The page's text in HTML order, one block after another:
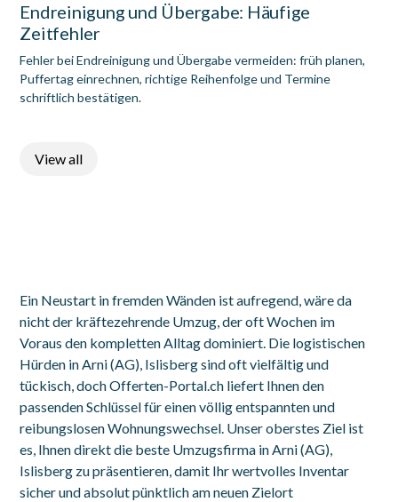
Endreinigung und Übergabe: Häufige
Zeitfehler
Fehler bei Endreinigung und Übergabe vermeiden: früh planen,
Puffertag einrechnen, richtige Reihenfolge und Termine
schriftlich bestätigen.
View all
Ein Neustart in fremden Wänden ist aufregend, wäre da
nicht der kräftezehrende Umzug, der oft Wochen im
Voraus den kompletten Alltag dominiert. Die logistischen
Hürden in Arni (AG), Islisberg sind oft vielfältig und
tückisch, doch Offerten-Portal.ch liefert Ihnen den
passenden Schlüssel für einen völlig entspannten und
reibungslosen Wohnungswechsel. Unser oberstes Ziel ist
es, Ihnen direkt die beste Umzugsfirma in Arni (AG),
Islisberg zu präsentieren, damit Ihr wertvolles Inventar
sicher und absolut pünktlich am neuen Zielort